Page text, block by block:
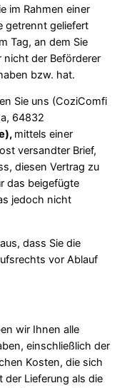
im Rahmen einer
getrennt geliefert
Tag, an dem Sie
nicht der Beförderer
bzw. hat.
Sie uns (CoziComfi
64832
), mittels einer
versandter Brief,
diesen Vertrag zu
das beigefügte
jedoch nicht
dass Sie die
vor Ablauf
wir Ihnen alle
einschließlich der
Kosten, die sich
der Lieferung als die